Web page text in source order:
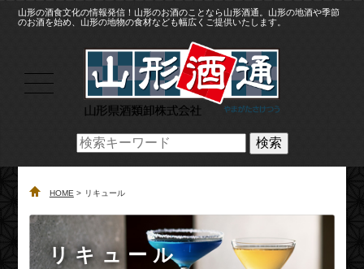
山形の酒食文化の情報発信！山形のお酒のことなら山形酒通。山形の地酒や季節
のお酒を始め、山形の地物の食材なども幅広くご提供いたします。
検索
HOME リキュール
リキュール